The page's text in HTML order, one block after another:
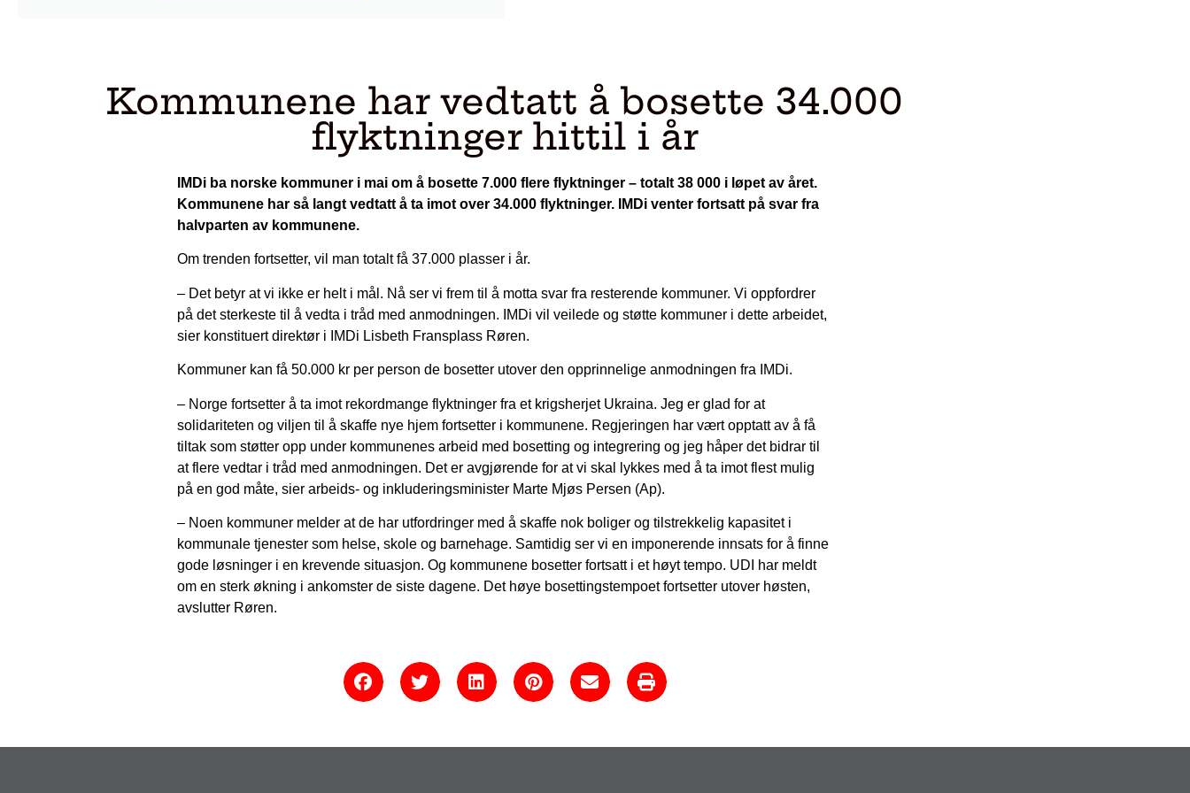
Kommunene har vedtatt å bosette 34.000
flyktninger hittil i år
IMDi ba norske kommuner i mai om å bosette 7.000 flere flyktninger – totalt 38 000 i løpet av året.
Kommunene har så langt vedtatt å ta imot over 34.000 flyktninger. IMDi venter fortsatt på svar fra
halvparten av kommunene.
Om trenden fortsetter, vil man totalt få 37.000 plasser i år.
– Det betyr at vi ikke er helt i mål. Nå ser vi frem til å motta svar fra resterende kommuner. Vi oppfordrer
på det sterkeste til å vedta i tråd med anmodningen. IMDi vil veilede og støtte kommuner i dette arbeidet,
sier konstituert direktør i IMDi Lisbeth Fransplass Røren.
Kommuner kan få 50.000 kr per person de bosetter utover den opprinnelige anmodningen fra IMDi.
– Norge fortsetter å ta imot rekordmange flyktninger fra et krigsherjet Ukraina. Jeg er glad for at
solidariteten og viljen til å skaffe nye hjem fortsetter i kommunene. Regjeringen har vært opptatt av å få
tiltak som støtter opp under kommunenes arbeid med bosetting og integrering og jeg håper det bidrar til
at flere vedtar i tråd med anmodningen. Det er avgjørende for at vi skal lykkes med å ta imot flest mulig
på en god måte, sier arbeids- og inkluderingsminister Marte Mjøs Persen (Ap).
– Noen kommuner melder at de har utfordringer med å skaffe nok boliger og tilstrekkelig kapasitet i
kommunale tjenester som helse, skole og barnehage. Samtidig ser vi en imponerende innsats for å finne
gode løsninger i en krevende situasjon. Og kommunene bosetter fortsatt i et høyt tempo. UDI har meldt
om en sterk økning i ankomster de siste dagene. Det høye bosettingstempoet fortsetter utover høsten,
avslutter Røren.